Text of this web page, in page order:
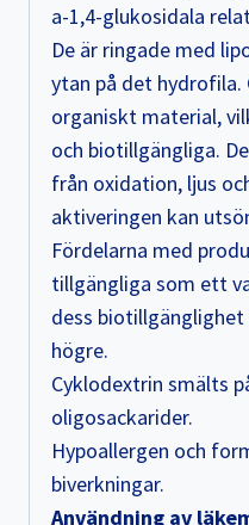
a-1,4-glukosidala
De är ringade med
ytan på det hydrofila.
organiskt material,
och biotillgängliga.
från oxidation, ljus
aktiveringen kan
Fördelarna med
tillgängliga som ett
dess
högre.
Cyklodextrin smälts
oligosackarider.
Hypoallergen och
biverkningar.
Användning av